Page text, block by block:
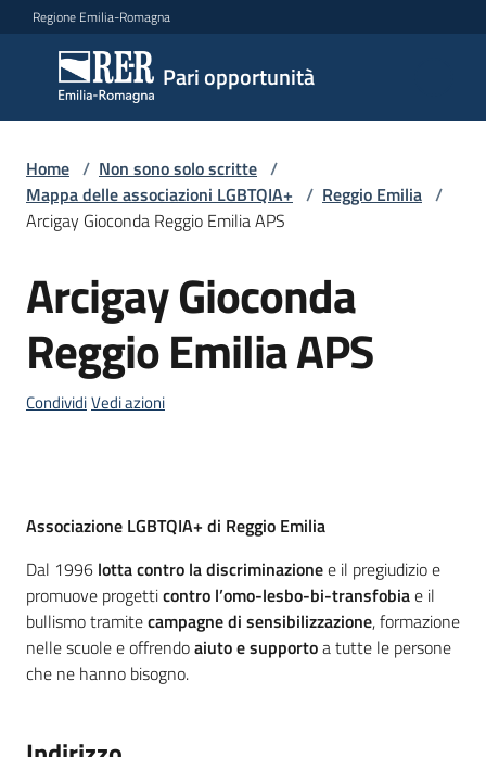
Vai al contenuto
Vai alla navigazione
Vai al footer
Regione Emilia-Romagna
Pari opportunità
Pari
opportunità
Argomenti
Novità
Servizi
Piani
Programmi
Progetti
Seguici
Home / Non sono solo scritte /
Mappa delle associazioni LGBTQIA+ / Reggio Emilia /
Arcigay Gioconda Reggio Emilia APS
Salta al contenuto
Arcigay Gioconda
Reggio Emilia APS
CondividiVedi azioni
Descrizione
Associazione LGBTQIA+ di Reggio Emilia
Dal 1996 lotta contro la discriminazionee il pregiudizio e
promuove progetticontro l’omo-lesbo-bi-transfobiae il
bullismo tramitecampagne di sensibilizzazione, formazione
nelle scuole e offrendoaiuto e supportoa tutte le persone
che ne hanno bisogno.